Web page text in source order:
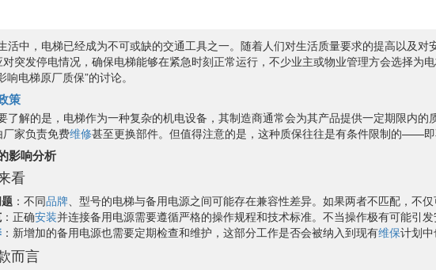
活中，电梯已经成为不可或缺的交通工具之一。随着人们对生活质量要求的提高以及
突发停电情况，确保电梯能够在紧急时刻正常运行，不少业主或物业管理方会选择为
响电梯原厂质保”的讨论。
策
了解的是，电梯作为一种复杂的机电设备，其制造商通常会为其产品提供一定期限内
家负责免费维修甚至更换部件。但值得注意的是，这种质保往往是有条件限制的——
影响分析
看
：不同品牌、型号的电梯与备用电源之间可能存在兼容性差异。如果两者不匹配，不
：正确安装并连接备用电源需要遵循严格的操作规程和技术标准。不当操作极有可能引发
：新增加的备用电源也需要定期检查和维护，这部分工作是否会被纳入到现有维保计划中
而言